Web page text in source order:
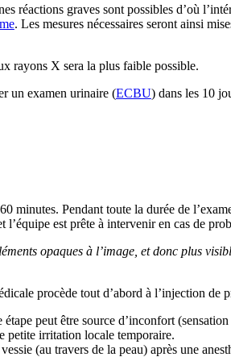
réactions graves sont possibles d’où
. Les mesures nécessaires seront ainsi
rayons X sera la plus faible possible.
un examen urinaire (ECBU) dans les 10
Pendant toute la durée de
est prête à intervenir en cas de
opaques à l’image, et donc plus
procède tout d’abord à l’injection de
peut être source d’inconfort
petite irritation locale temporaire.
(au travers de la peau) après une